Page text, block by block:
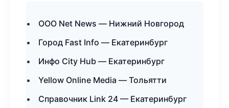
ООО Net News — Нижний Новгород
Город Fast Info — Екатеринбург
Инфо City Hub — Екатеринбург
Yellow Online Media — Тольятти
Справочник Link 24 — Екатеринбург